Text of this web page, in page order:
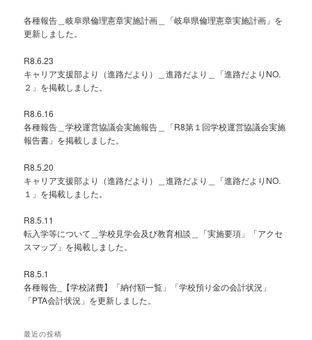
各種報告＿岐阜県倫理憲章実施計画＿「岐阜県倫理憲章実施計画」を
更新しました。
R8.6.23
キャリア支援部より（進路だより）＿進路だより＿「進路だよりNO.
２」を掲載しました。
R8.6.16
各種報告＿学校運営協議会実施報告＿「R8第１回学校運営協議会実施
報告書」を掲載しました。
R8.5.20
キャリア支援部より（進路だより）＿進路だより＿「進路だよりNO.
１」を掲載しました。
R8.5.11
転入学等について＿学校見学会及び教育相談＿「実施要項」「アクセ
スマップ」を掲載しました。
R8.5.1
各種報告_【学校諸費】「納付額一覧」「学校預り金の会計状況」
「PTA会計状況」を更新しました。
最近の投稿